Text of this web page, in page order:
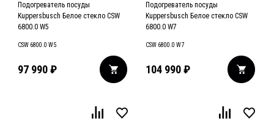
Подогреватель посуды
Kuppersbusch Белое стекло CSW
6800.0 W5
CSW 6800.0 W5
97 990₽
Подогреватель посуды
Kuppersbusch Белое стекло CSW
6800.0 W7
CSW 6800.0 W7
104 990 ₽